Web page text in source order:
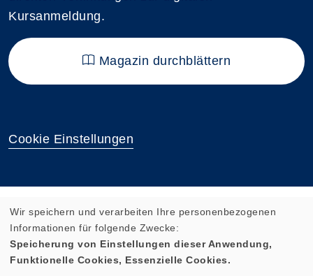
Kursanmeldung.
Magazin durchblättern
Cookie Einstellungen
Wir speichern und verarbeiten Ihre personenbezogenen
Informationen für folgende Zwecke:
Speicherung von Einstellungen dieser Anwendung,
Funktionelle Cookies, Essenzielle Cookies.